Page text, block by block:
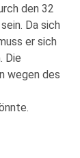
den 32
Da sich
er sich
Die
wegen des